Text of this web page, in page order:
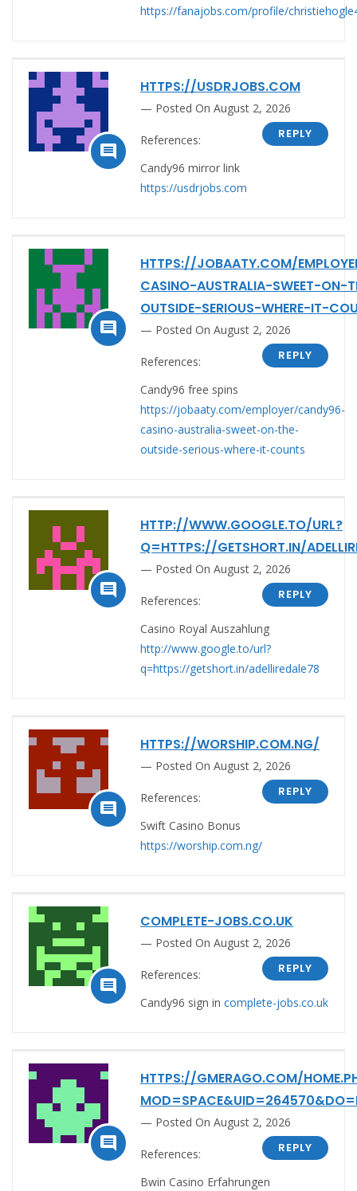
https://fanajobs.com/profile/

HTTPS://USDRJOBS.COM
Posted On August 2, 2026
REPLY
References:
Candy96 mirror link
https://usdrjobs.com

HTTPS://JOBAATY.COM/
CASINO-AUSTRALIA-SWEET-ON-
OUTSIDE-SERIOUS-WHERE-IT-
Posted On August 2, 2026
REPLY
References:
Candy96 free spins
https://jobaaty.com/employer/candy96-
casino-australia-sweet-on-the-
outside-serious-where-it-counts

HTTP://WWW.GOOGLE.TO/URL?
Q=HTTPS://GETSHORT.IN/
Posted On August 2, 2026
REPLY
References:
Casino Royal Auszahlung
http://www.google.to/url?
q=https://getshort.in/adelliredale78

HTTPS://WORSHIP.COM.NG/
Posted On August 2, 2026
REPLY
References:
Swift Casino Bonus
https://worship.com.ng/

COMPLETE-JOBS.CO.UK
Posted On August 2, 2026
REPLY
References:
Candy96 sign in complete-jobs.co.uk

HTTPS://GMERAGO.COM/
Posted On August 2, 2026
REPLY
References:
Bwin Casino Erfahrungen